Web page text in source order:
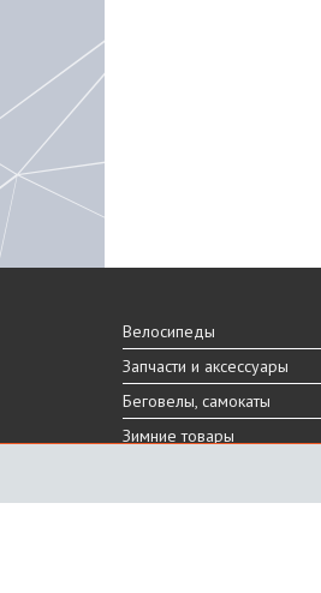
Велосипеды
Запчасти и аксессуары
Беговелы, самокаты
Зимние товары